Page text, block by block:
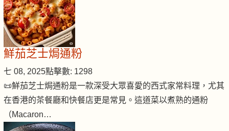
鮮茄芝士焗通粉
七 08, 2025點擊數: 1298
📜鮮茄芝士焗通粉是一款深受大眾喜愛的西式家常料理，尤其
在香港的茶餐廳和快餐店更是常見。這道菜以煮熟的通粉
（Macaron…